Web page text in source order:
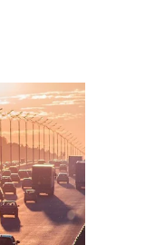
Autobus
Il bus è un
comune di
gratuito (€
situata